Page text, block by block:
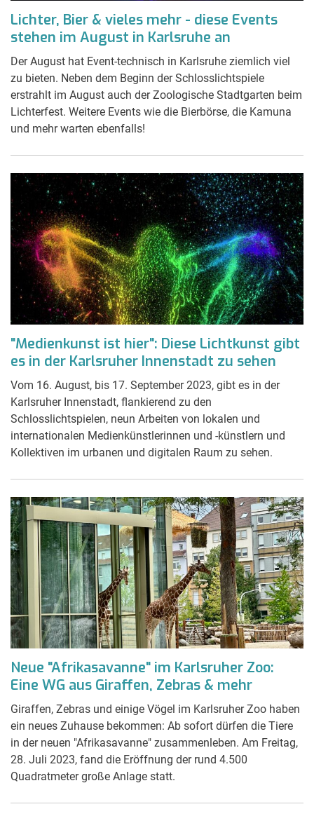
Lichter, Bier & vieles mehr - diese Events
stehen im August in Karlsruhe an
Der August hat Event-technisch in Karlsruhe ziemlich viel
zu bieten. Neben dem Beginn der Schlosslichtspiele
erstrahlt im August auch der Zoologische Stadtgarten beim
Lichterfest. Weitere Events wie die Bierbörse, die Kamuna
und mehr warten ebenfalls!
"Medienkunst ist hier": Diese Lichtkunst gibt
es in der Karlsruher Innenstadt zu sehen
Vom 16. August, bis 17. September 2023, gibt es in der
Karlsruher Innenstadt, flankierend zu den
Schlosslichtspielen, neun Arbeiten von lokalen und
internationalen Medienkünstlerinnen und -künstlern und
Kollektiven im urbanen und digitalen Raum zu sehen.
Neue "Afrikasavanne" im Karlsruher Zoo:
Eine WG aus Giraffen, Zebras & mehr
Giraffen, Zebras und einige Vögel im Karlsruher Zoo haben
ein neues Zuhause bekommen: Ab sofort dürfen die Tiere
in der neuen "Afrikasavanne" zusammenleben. Am Freitag,
28. Juli 2023, fand die Eröffnung der rund 4.500
Quadratmeter große Anlage statt.